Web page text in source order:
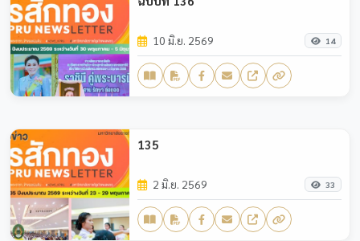
10 มิ.ย. 2569 14
135
2 มิ.ย. 2569 33